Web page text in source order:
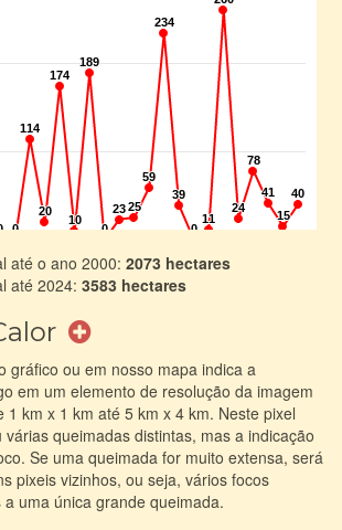
até o ano 2000: 2073 hectares
até 2024: 3583 hectares
gráfico ou em nosso mapa indica a
em um elemento de resolução da imagem
1 km x 1 km até 5 km x 4 km. Neste pixel
queimadas distintas, mas a indicação
Se uma queimada for muito extensa, será
pixeis vizinhos, ou seja, vários focos
uma única grande queimada.